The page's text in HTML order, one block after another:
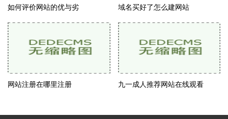
如何评价网站的优与劣 域名买好了怎么建网站
网站注册在哪里注册 九一成人推荐网站在线观看